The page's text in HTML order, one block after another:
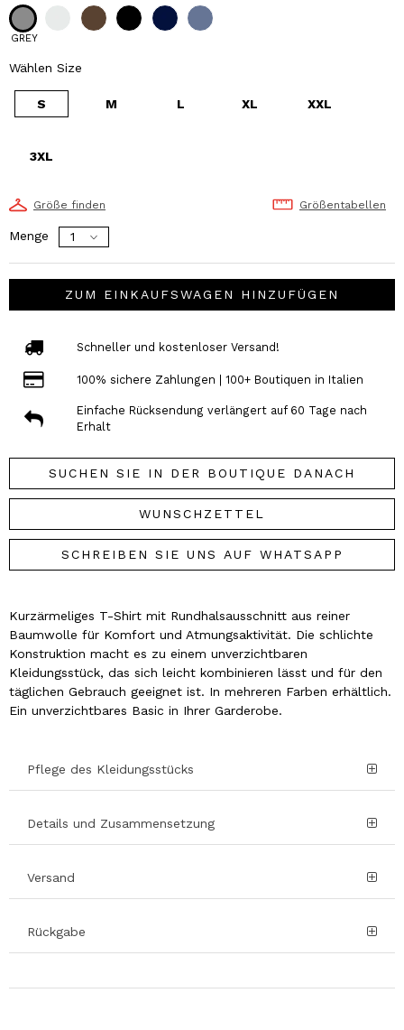
GREY
Wählen Size
S M L XL XXL
3XL
Größe finden Größentabellen
Menge
ZUM EINKAUFSWAGEN HINZUFÜGEN
Schneller und kostenloser Versand!
100% sichere Zahlungen | 100+ Boutiquen in Italien
Einfache Rücksendung verlängert auf 60 Tage nach
Erhalt
SUCHEN SIE IN DER BOUTIQUE DANACH
WUNSCHZETTEL
SCHREIBEN SIE UNS AUF WHATSAPP
Kurzärmeliges T-Shirt mit Rundhalsausschnitt aus reiner
Baumwolle für Komfort und Atmungsaktivität. Die schlichte
Konstruktion macht es zu einem unverzichtbaren
Kleidungsstück, das sich leicht kombinieren lässt und für den
täglichen Gebrauch geeignet ist. In mehreren Farben erhältlich.
Ein unverzichtbares Basic in Ihrer Garderobe.
Pflege des Kleidungsstücks
Details und Zusammensetzung
Versand
Rückgabe